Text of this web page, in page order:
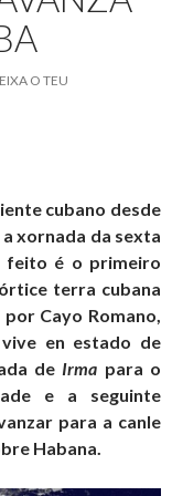
O TEU
cubano desde
xornada da sexta
feito é o primeiro
terra cubana
Cayo Romano,
en estado de
de Irma para o
e a seguinte
para a canle
Habana.